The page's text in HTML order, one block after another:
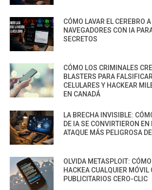
CÓMO LAVAR EL CEREBRO
NAVEGADORES CON IA
SECRETOS
CÓMO LOS CRIMINALES
BLASTERS PARA
CELULARES Y HACKEAR
EN CANADÁ
LA BRECHA INVISIBLE:
DE IA SE CONVIRTIERON EN
ATAQUE MÁS PELIGROSA
OLVIDA METASPLOIT:
HACKEA CUALQUIER MÓVIL
PUBLICITARIOS CERO-CLIC